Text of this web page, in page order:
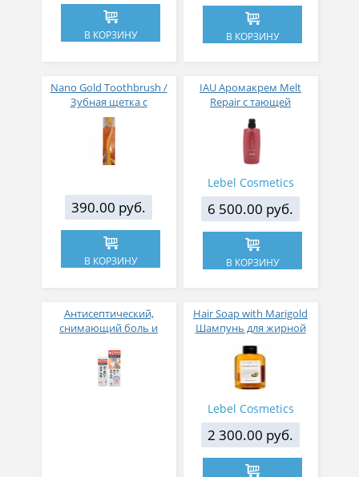
В КОРЗИНУ В КОРЗИНУ
Nano Gold Toothbrush /
Зубная щетка c
наночастицами золота,
сверхтонкой двойной
щетиной, средней
жесткости, стандартная
390.00 руб.
В КОРЗИНУ
IAU Аромакрем Melt
Repair с тающей
текстурой для
увлажнения волос 600
мл
Lebel Cosmetics
6 500.00 руб.
В КОРЗИНУ
Антисептический,
снимающий боль и
спрей для царапин и ран
Hair Soap with Marigold
Шампунь для жирной
240 мл
Lebel Cosmetics
2 300.00 руб.